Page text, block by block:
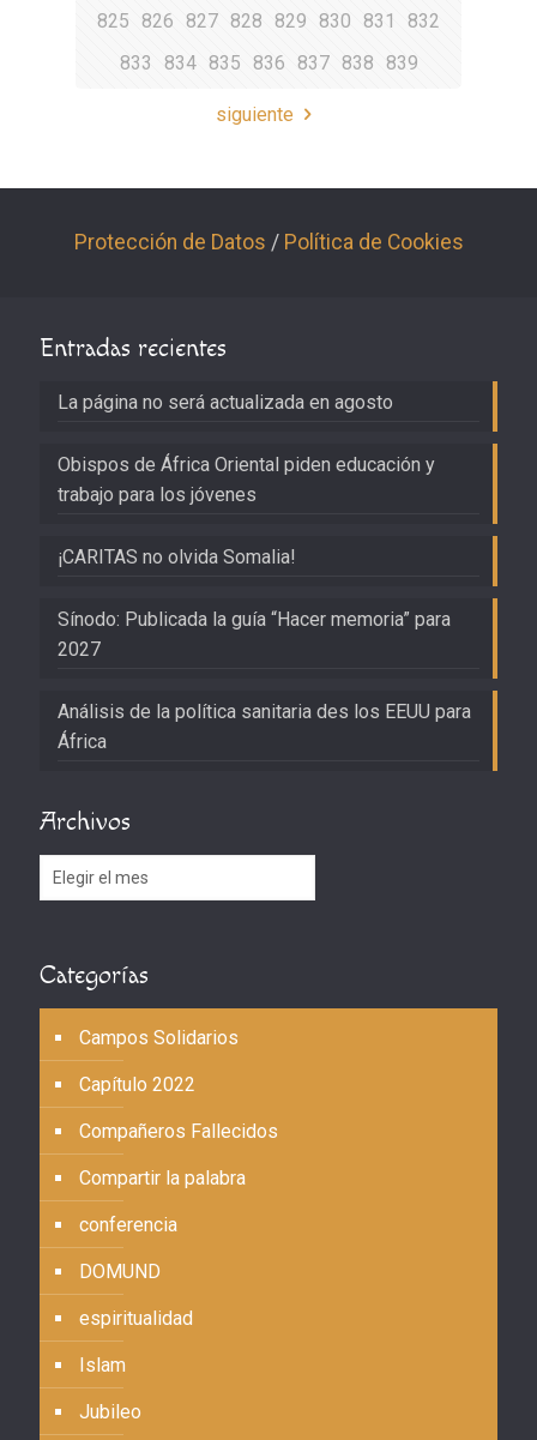
825
826 827 828 829 830 831
832
833
834 835 836 837 838 839
siguiente
Protección de Datos / Política de Cookies
Entradas recientes
La página no será actualizada en agosto
Obispos de África Oriental piden educación y
trabajo para los jóvenes
¡CARITAS no olvida Somalia!
Sínodo: Publicada la guía “Hacer memoria” para
2027
Análisis de la política sanitaria des los EEUU para
África
Archivos
Archivos
Categorías
Campos Solidarios
Capítulo 2022
Compañeros Fallecidos
Compartir la palabra
conferencia
DOMUND
espiritualidad
Islam
Jubileo